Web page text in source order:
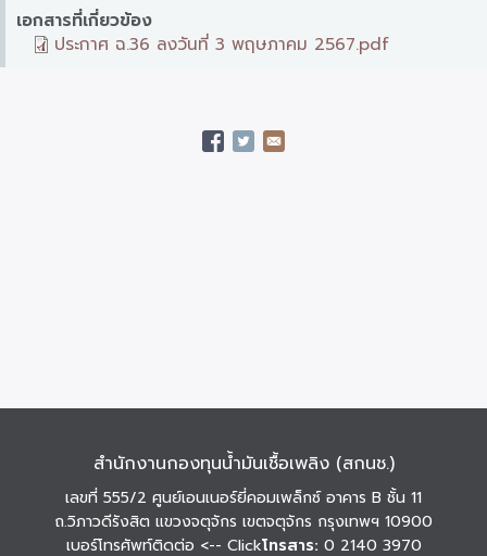
เอกสารที่เกี่ยวข้อง
ประกาศ ฉ.36 ลงวันที่ 3 พฤษภาคม 2567.pdf
สำนักงานกองทุนน้ำมันเชื้อเพลิง (สกนช.)
เลขที่ 555/2 ศูนย์เอนเนอร์ยี่คอมเพล็กซ์ อาคาร B ชั้น 11
ถ.วิภาวดีรังสิต แขวงจตุจักร เขตจตุจักร กรุงเทพฯ 10900
เบอร์โทรศัพท์ติดต่อ <-- Clickโทรสาร: 0 2140 3970